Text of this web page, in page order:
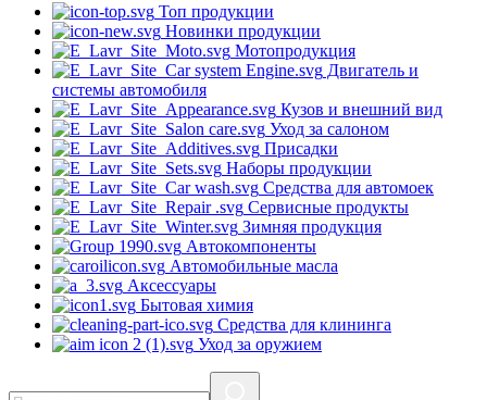
Топ продукции
Новинки продукции
Мотопродукция
Двигатель и
системы автомобиля
Кузов и внешний вид
Уход за салоном
Присадки
Наборы продукции
Средства для автомоек
Сервисные продукты
Зимняя продукция
Автокомпоненты
Автомобильные масла
Аксессуары
Бытовая химия
Средства для клининга
Уход за оружием